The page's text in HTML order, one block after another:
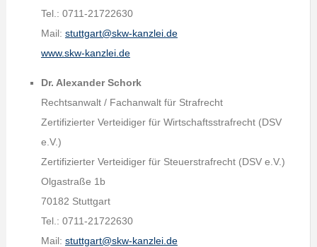
Tel.: 0711-21722630
Mail: stuttgart@skw-kanzlei.de
www.skw-kanzlei.de
Dr. Alexander Schork
Rechtsanwalt / Fachanwalt für Strafrecht
Zertifizierter Verteidiger für Wirtschaftsstrafrecht (DSV
e.V.)
Zertifizierter Verteidiger für Steuerstrafrecht (DSV e.V.)
Olgastraße 1b
70182 Stuttgart
Tel.: 0711-21722630
Mail: stuttgart@skw-kanzlei.de